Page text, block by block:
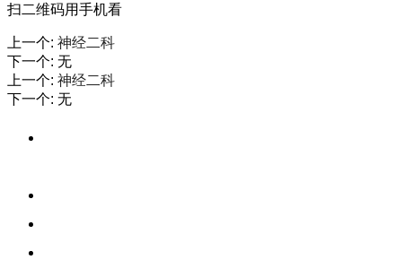
扫二维码用手机看
上一个: 神经二科
下一个: 无
上一个: 神经二科
下一个: 无